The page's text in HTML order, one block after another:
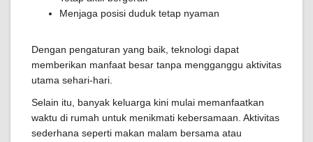
Menjaga posisi duduk tetap nyaman
Dengan pengaturan yang baik, teknologi dapat
memberikan manfaat besar tanpa mengganggu aktivitas
utama sehari-hari.
Selain itu, banyak keluarga kini mulai memanfaatkan
waktu di rumah untuk menikmati kebersamaan. Aktivitas
sederhana seperti makan malam bersama atau